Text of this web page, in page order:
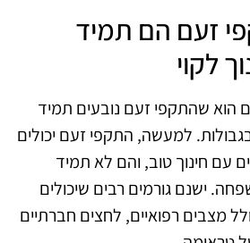
התקפי זעם הם תמיד
לקוי
הוא שהתקפי זעם נובעים תמיד
למעשה, התקפי זעם יכולים
עם חינוך טוב, והם לא תמיד
ישנם גורמים רבים שיכולים
מצבים רפואיים, לחצים חברתיים